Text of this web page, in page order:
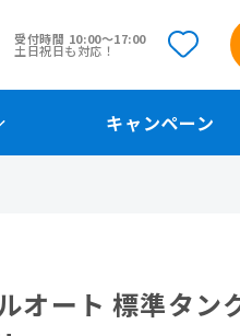
受付時間 10:00〜17:00
土日祝日も対応！
キャンペーン
オート 標準タン